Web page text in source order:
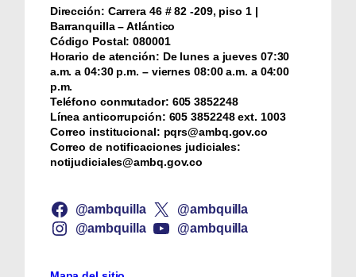
Dirección: Carrera 46 # 82 -209, piso 1 |
Barranquilla – Atlántico
Código Postal: 080001
Horario de atención: De lunes a jueves 07:30
a.m. a 04:30 p.m. – viernes 08:00 a.m. a 04:00
p.m.
Teléfono conmutador: ‪605 3852248
Línea anticorrupción: ‪605 3852248 ext. 1003
Correo institucional: pqrs@ambq.gov.co
Correo de notificaciones judiciales:
notijudiciales@ambq.gov.co
@ambquilla
@ambquilla
@ambquilla
@ambquilla